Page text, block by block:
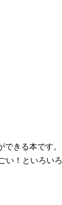
きる本です。
い！といろいろ